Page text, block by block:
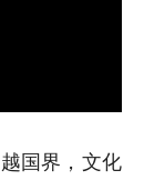
国界，文化